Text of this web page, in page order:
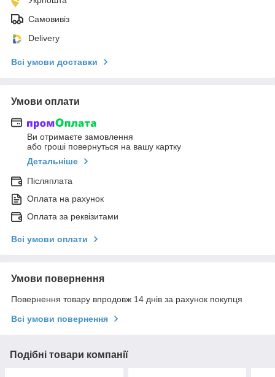
Самовивіз
Delivery
Всі умови доставки
Умови оплати
Ви отримаєте замовлення
або гроші повернуться на вашу картку
Детальніше
Післяплата
Оплата на рахунок
Оплата за реквізитами
Всі умови оплати
Умови повернення
Повернення товару впродовж 14 днів за рахунок покупця
Всі умови повернення
Подібні товари компанії